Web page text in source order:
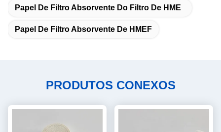
Papel De Filtro Absorvente Do Filtro De HME
Papel De Filtro Absorvente De HMEF
PRODUTOS CONEXOS